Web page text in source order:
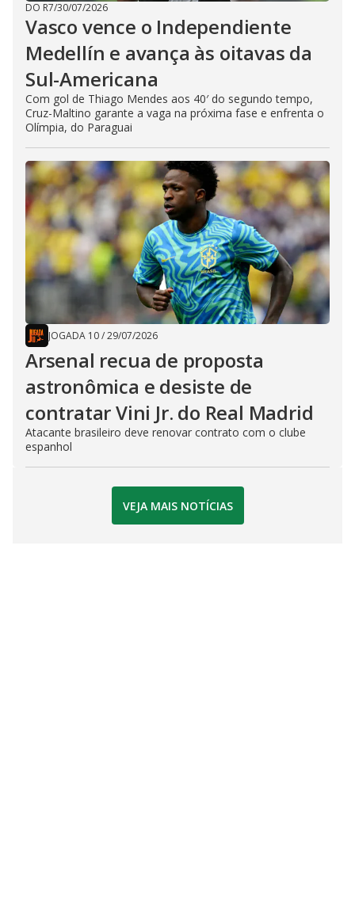
DO R7/30/07/2026
Vasco vence o Independiente
Medellín e avança às oitavas da
Sul-Americana
Com gol de Thiago Mendes aos 40′ do segundo tempo,
Cruz-Maltino garante a vaga na próxima fase e enfrenta o
Olímpia, do Paraguai
JOGADA 10/29/07/2026
Arsenal recua de proposta
astronômica e desiste de
contratar Vini Jr. do Real Madrid
Atacante brasileiro deve renovar contrato com o clube
espanhol
VEJA MAIS NOTÍCIAS